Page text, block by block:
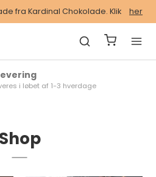
fra Kardinal Chokolade. Klik her
Anbefalet af vores
Shop